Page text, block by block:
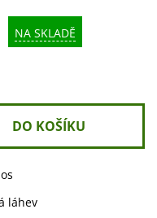
NA SKLADĚ
láhev